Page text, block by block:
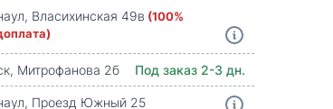
Власихинская 49в (100%
Митрофанова 2б
Под заказ 2-3 дн.
Проезд Южный 25